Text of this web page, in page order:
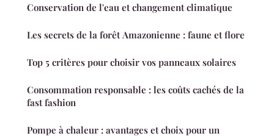
Conservation de l'eau et changement climatique
Les secrets de la forêt Amazonienne : faune et flore
Top 5 critères pour choisir vos panneaux solaires
Consommation responsable : les coûts cachés de la
fast fashion
Pompe à chaleur : avantages et choix pour un